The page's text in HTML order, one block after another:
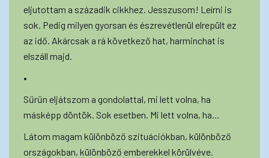
eljutottam a századik cikkhez. Jesszusom! Leírni is
sok. Pedig milyen gyorsan és észrevétlenül elrepült ez
az idő. Akárcsak a rá következő hat, harminchat is
elszáll majd.
•
Sűrűn eljátszom a gondolattal, mi lett volna, ha
másképp döntök. Sok esetben. Mi lett volna, ha…
Látom magam különböző szituációkban, különböző
országokban, különböző emberekkel körülvéve.